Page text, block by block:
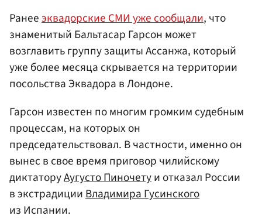
Ранееэквадорские СМИ уже сообщали, что
знаменитый Бальтасар Гарсон может
возглавить группу защиты Ассанжа, который
уже более месяца скрывается на территории
посольства Эквадора в Лондоне.
Гарсон известен по многим громким судебным
процессам, на которых он
председательствовал. В частности, именно он
вынес в свое время приговор чилийскому
диктаторуАугусто Пиночетуи отказал России
в экстрадиции Владимира Гусинского
из Испании.